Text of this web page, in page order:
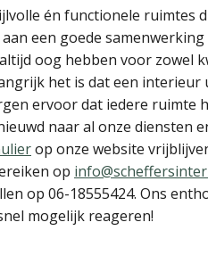
én functionele ruimtes
een goede
oog hebben voor zowel
het is dat een
ervoor dat iedere ruimte
naar al onze diensten
op onze website
op
op 06-18555424. Ons
mogelijk reageren!